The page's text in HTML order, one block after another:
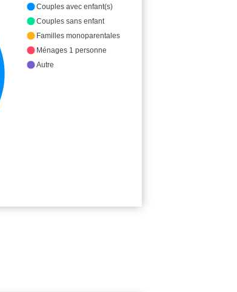
Couples avec enfant(s)
Couples sans enfant
Familles monoparentales
Ménages 1 personne
Autre